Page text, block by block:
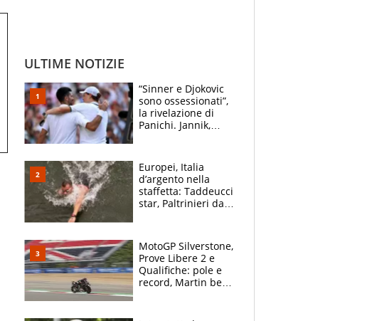
ULTIME NOTIZIE
“Sinner e Djokovic
sono ossessionati”,
la rivelazione di
Panichi. Jannik,
agli US Open
Europei, Italia
d’argento nella
staffetta: Taddeucci
star, Paltrinieri da
Padre Pio
MotoGP Silverstone,
Prove Libere 2 e
Qualifiche: pole e
record, Martin beffa